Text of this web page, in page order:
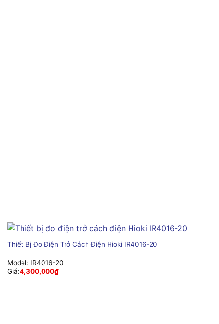
Thiết Bị Đo Điện Trở Cách Điện Hioki IR4016-20
Model: IR4016-20
Giá:4,300,000₫